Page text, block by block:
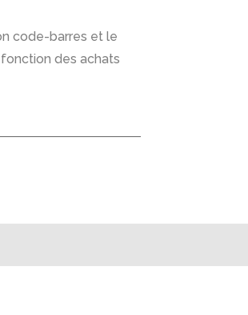
code-barres et le
des achats